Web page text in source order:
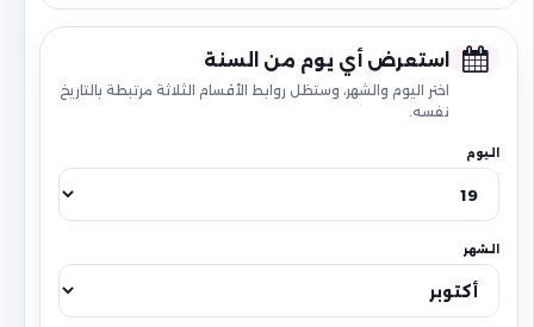
استعرض أي يوم من السنة
اختر اليوم والشهر، وستظل روابط الأقسام الثلاثة مرتبطة بالتاريخ
نفسه.
اليوم
الشهر